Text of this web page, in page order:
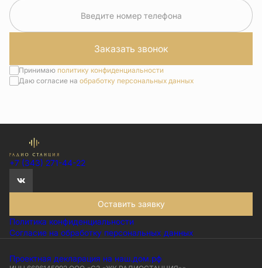
Введите номер телефона
Заказать звонок
Принимаю политику конфиденциальности
Даю согласие на обработку персональных данных
+7 (343) 271-44-22
Оставить заявку
Политика конфиденциальности
Согласие на обработку персональных данных
Проектная декларация на наш.дом.рф